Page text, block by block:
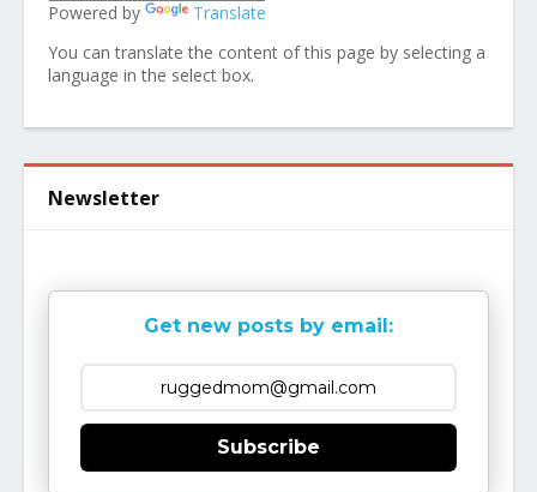
Powered by
Translate
You can translate the content of this page by selecting a
language in the select box.
Newsletter
Get new posts by email:
Subscribe